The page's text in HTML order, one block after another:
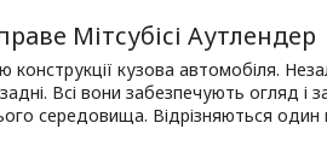
Мітсубісі Аутлендер
кузова автомобіля.
Всі вони забезпечують огляд і
середовища. Відрізняються один